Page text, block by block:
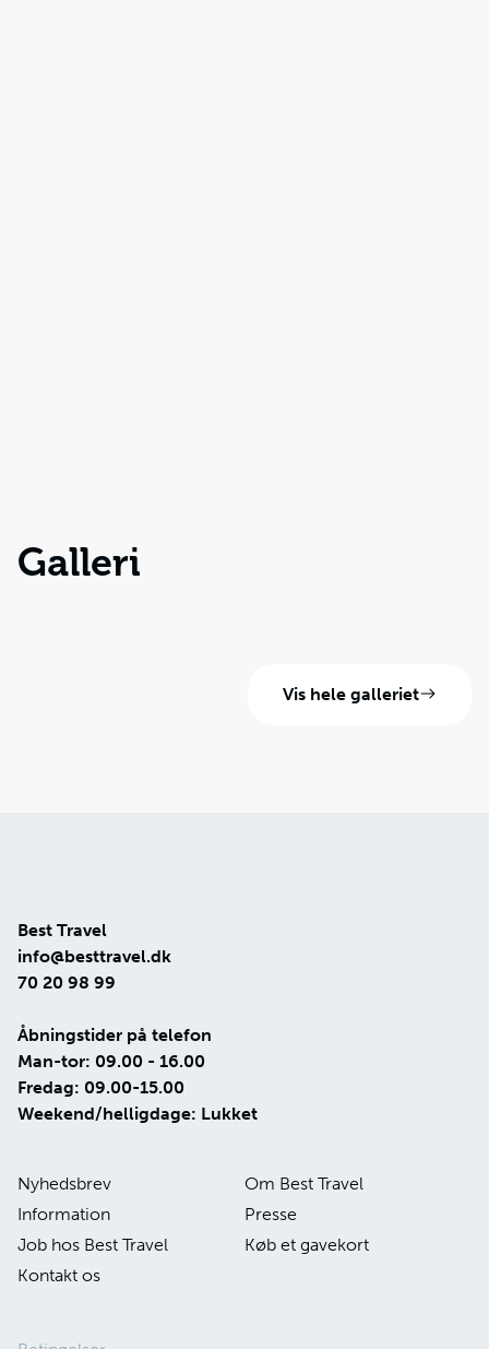
Galleri
Vis hele galleriet
Best Travel
info@besttravel.dk
70 20 98 99
Åbningstider på telefon
Man-tor: 09.00 - 16.00
Fredag: 09.00-15.00
Weekend/helligdage: Lukket
Nyhedsbrev
Om Best Travel
Information
Presse
Job hos Best Travel
Køb et gavekort
Kontakt os